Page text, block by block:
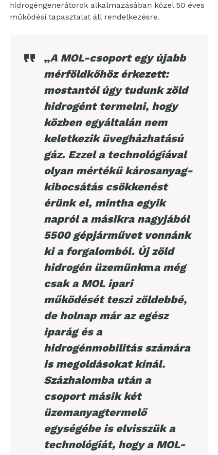
hidrogéngenerátorok alkalmazásában közel 50 éves
működési tapasztalat áll rendelkezésre.
„A MOL-csoport egy újabb
mérföldkőhöz érkezett:
mostantól úgy tudunk zöld
hidrogént termelni, hogy
közben egyáltalán nem
keletkezik üvegházhatású
gáz. Ezzel a technológiával
olyan mértékű károsanyag-
kibocsátás csökkenést
érünk el, mintha egyik
napról a másikra nagyjából
5500 gépjárművet vonnánk
ki a forgalomból. Új zöld
hidrogén üzemünkma még
csak a MOL ipari
működését teszi zöldebbé,
de holnap már az egész
iparág és a
hidrogénmobilitás számára
is megoldásokat kínál.
Százhalomba után a
csoport másik két
üzemanyagtermelő
egységébe is elvisszük a
technológiát, hogy a MOL-